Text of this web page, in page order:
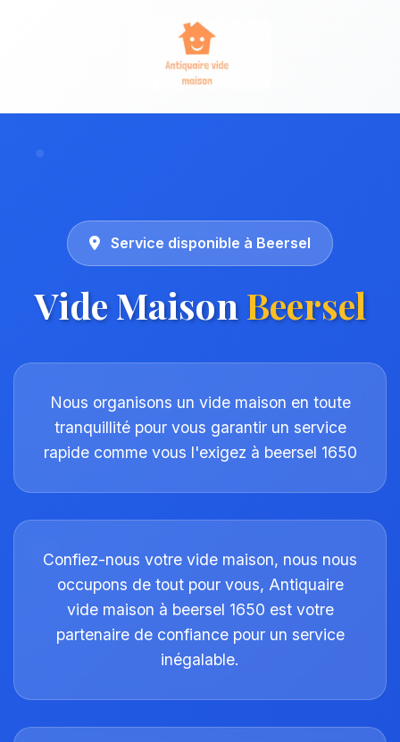
Service disponible à Beersel
Vide MaisonBeersel
Nous organisons un vide maison en toute
tranquillité pour vous garantir un service
rapide comme vous l'exigez à beersel 1650
Confiez-nous votre vide maison, nous nous
occupons de tout pour vous, Antiquaire
vide maison à beersel 1650 est votre
partenaire de confiance pour un service
inégalable.